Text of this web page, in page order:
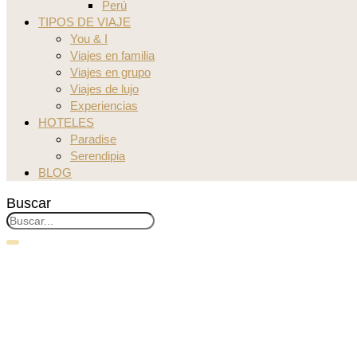
Perú
TIPOS DE VIAJE
You & I
Viajes en familia
Viajes en grupo
Viajes de lujo
Experiencias
HOTELES
Paradise
Serendipia
BLOG
Buscar